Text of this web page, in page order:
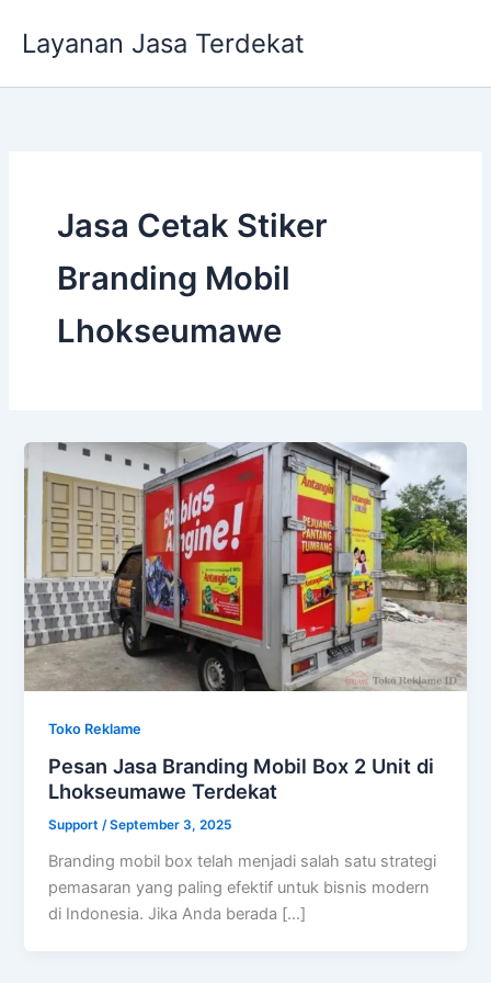
Layanan Jasa Terdekat
Jasa Cetak Stiker
Branding Mobil
Lhokseumawe
Toko Reklame
Pesan Jasa Branding Mobil Box 2 Unit di
Lhokseumawe Terdekat
Support/September 3, 2025
Branding mobil box telah menjadi salah satu strategi
pemasaran yang paling efektif untuk bisnis modern
di Indonesia. Jika Anda berada […]